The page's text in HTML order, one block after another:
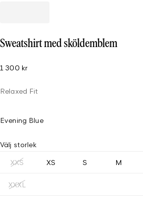
Sweatshirt med sköldemblem
1 300 kr
Relaxed Fit
Evening Blue
Välj storlek
XXS XS S M
XXXL